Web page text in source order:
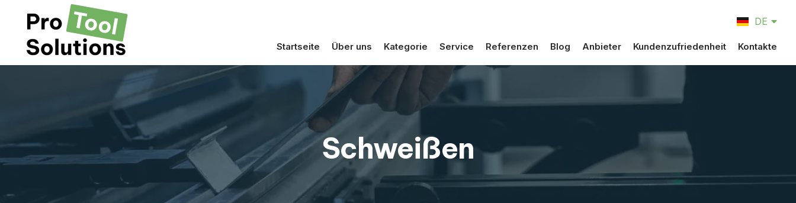
DE
EN
Startseite Über uns Kategorie Service Referenzen Blog Anbieter Kundenzufriedenheit Kontakte
Schweißen